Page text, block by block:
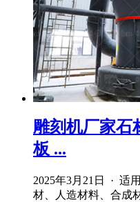
雕刻机厂家石
板 ...
2025年3月21日 · 适
材、人造材料、合成